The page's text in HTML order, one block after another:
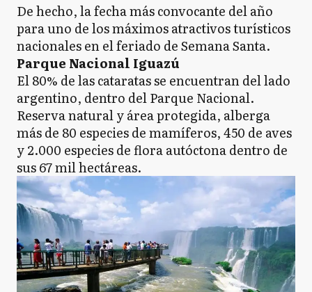
De hecho, la fecha más convocante del año
para uno de los máximos atractivos turísticos
nacionales en el feriado de Semana Santa.
Parque Nacional Iguazú
El 80% de las cataratas se encuentran del lado
argentino, dentro del Parque Nacional.
Reserva natural y área protegida, alberga
más de 80 especies de mamíferos, 450 de aves
y 2.000 especies de flora autóctona dentro de
sus 67 mil hectáreas.